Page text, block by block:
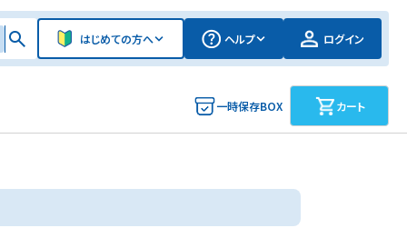
はじめての方へ ヘルプ ログイン
一時保存BOX カート